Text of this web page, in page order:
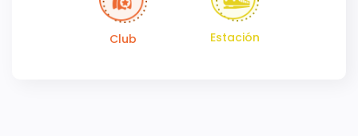
Club Estación